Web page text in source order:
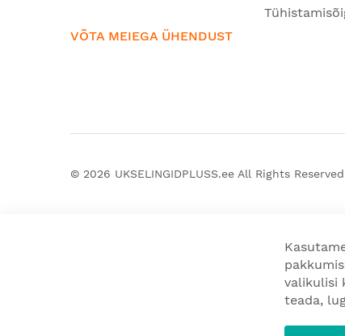
VÕTA MEIEGA ÜHENDUST
© 2026 UKSELINGIDPLUSS.ee All Rights Reserved
valikulisi
teada,